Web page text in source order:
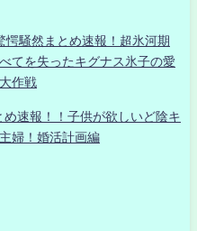
騒然まとめ速報！超氷河期
てを失ったキグナス氷子の愛
作戦
速報！！子供が欲しいど陰キ
婦！婚活計画編